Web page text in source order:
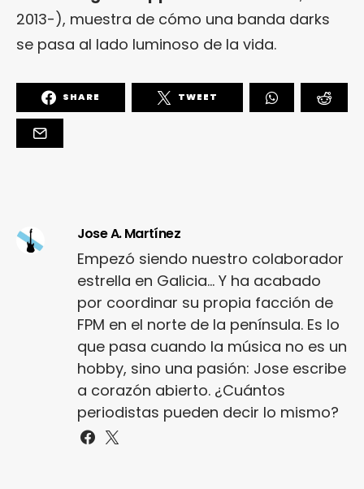
2013-), muestra de cómo una banda darks
se pasa al lado luminoso de la vida.
SHARE TWEET
Jose A. Martínez
Empezó siendo nuestro colaborador
estrella en Galicia... Y ha acabado
por coordinar su propia facción de
FPM en el norte de la península. Es lo
que pasa cuando la música no es un
hobby, sino una pasión: Jose escribe
a corazón abierto. ¿Cuántos
periodistas pueden decir lo mismo?